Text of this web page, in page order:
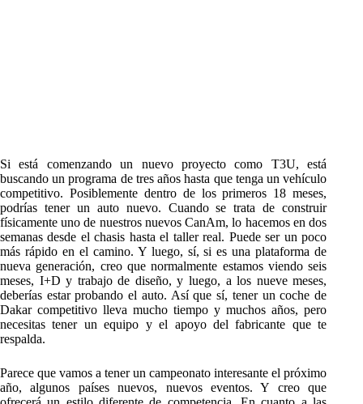
Si está comenzando un nuevo proyecto como T3U, está
buscando un programa de tres años hasta que tenga un vehículo
competitivo. Posiblemente dentro de los primeros 18 meses,
podrías tener un auto nuevo. Cuando se trata de construir
físicamente uno de nuestros nuevos CanAm, lo hacemos en dos
semanas desde el chasis hasta el taller real. Puede ser un poco
más rápido en el camino. Y luego, sí, si es una plataforma de
nueva generación, creo que normalmente estamos viendo seis
meses, I+D y trabajo de diseño, y luego, a los nueve meses,
deberías estar probando el auto. Así que sí, tener un coche de
Dakar competitivo lleva mucho tiempo y muchos años, pero
necesitas tener un equipo y el apoyo del fabricante que te
respalda.
Parece que vamos a tener un campeonato interesante el próximo
año, algunos países nuevos, nuevos eventos. Y creo que